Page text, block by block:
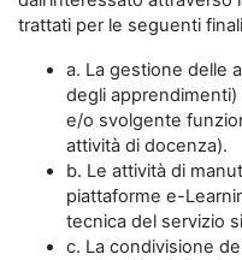
trattati per le seguenti
a. La gestione delle
degli
e/o svolgente
attività di docenza).
b. Le attività di
piattaforme e-
tecnica del servizio
c. La condivisione